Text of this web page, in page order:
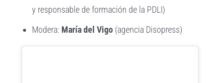
y responsable de formación de la PDLI)
Modera: María del Vigo (agencia Disopress)